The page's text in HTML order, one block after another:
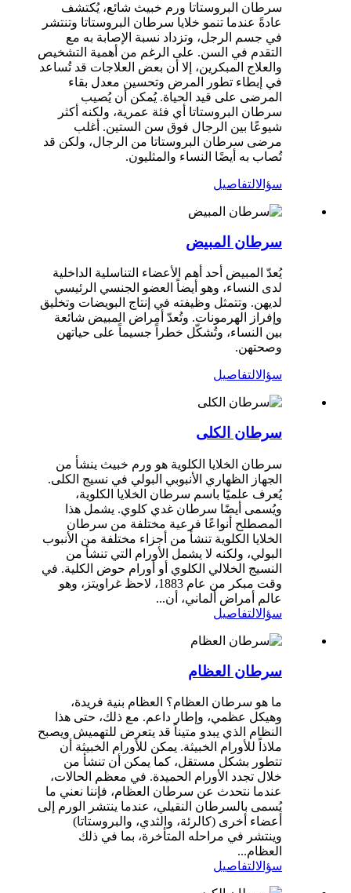
سرطان البروستاتا ورم خبيث شائع، يُكتشف
عادةً عندما تنمو خلايا سرطان البروستاتا وتنتشر
في جسم الرجل، وتزداد نسبة الإصابة به مع
التقدم في السن. على الرغم من أهمية التشخيص
والعلاج المبكرين، إلا أن بعض العلاجات قد تُساعد
في إبطاء تطور المرض وتحسين معدل بقاء
المرضى على قيد الحياة. يُمكن أن يُصيب
سرطان البروستاتا أي فئة عمرية، ولكنه أكثر
شيوعًا بين الرجال فوق سن الستين. أغلب
مرضى سرطان البروستاتا من الرجال، ولكن قد
تُصاب به أيضًا النساء والمثليون.
سؤالالتفاصيل
سرطان المبيض
يُعدّ المبيض أحد أهم الأعضاء التناسلية الداخلية
لدى النساء، وهو أيضاً العضو الجنسي الرئيسي
لديهن. وتتمثل وظيفته في إنتاج البويضات وتخليق
وإفراز الهرمونات. وتُعدّ أمراض المبيض شائعة
بين النساء، وتُشكّل خطراً جسيماً على حياتهن
وصحتهن.
سؤالالتفاصيل
سرطان الكلى
سرطان الخلايا الكلوية هو ورم خبيث ينشأ من
الجهاز الظهاري الأنبوبي البولي في نسيج الكلى.
يُعرف علميًا باسم سرطان الخلايا الكلوية،
ويُسمى أيضًا سرطان غدي كلوي. يشمل هذا
المصطلح أنواعًا فرعية مختلفة من سرطان
الخلايا الكلوية تنشأ من أجزاء مختلفة من الأنبوب
البولي، ولكنه لا يشمل الأورام التي تنشأ من
النسيج الخلالي الكلوي أو أورام حوض الكلية. في
وقت مبكر من عام 1883، لاحظ غراويتز، وهو
عالم أمراض ألماني، أن...
سؤالالتفاصيل
سرطان العظام
ما هو سرطان العظام؟ العظام بنية فريدة،
وهيكل عظمي، وإطار داعم. مع ذلك، حتى هذا
النظام الذي يبدو متيناً قد يتعرض للتهميش ويصبح
ملاذاً للأورام الخبيثة. يمكن للأورام الخبيثة أن
تتطور بشكل مستقل، كما يمكن أن تنشأ من
خلال تجدد الأورام الحميدة. في معظم الحالات،
عندما نتحدث عن سرطان العظام، فإننا نعني ما
يُسمى بالسرطان النقيلي، عندما ينتشر الورم إلى
أعضاء أخرى (كالرئة، والثدي، والبروستاتا)
وينتشر في مراحله المتأخرة، بما في ذلك
العظام...
سؤالالتفاصيل